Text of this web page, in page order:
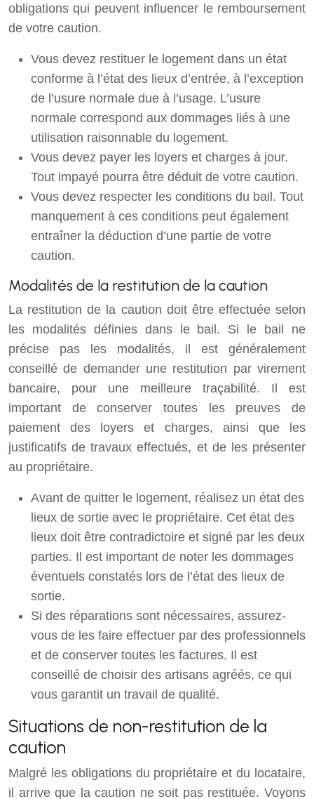
obligations qui peuvent influencer le remboursement
de votre caution.
Vous devez restituer le logement dans un état
conforme à l’état des lieux d’entrée, à l’exception
de l’usure normale due à l’usage. L’usure
normale correspond aux dommages liés à une
utilisation raisonnable du logement.
Vous devez payer les loyers et charges à jour.
Tout impayé pourra être déduit de votre caution.
Vous devez respecter les conditions du bail. Tout
manquement à ces conditions peut également
entraîner la déduction d’une partie de votre
caution.
Modalités de la restitution de la caution
La restitution de la caution doit être effectuée selon
les modalités définies dans le bail. Si le bail ne
précise pas les modalités, il est généralement
conseillé de demander une restitution par virement
bancaire, pour une meilleure traçabilité. Il est
important de conserver toutes les preuves de
paiement des loyers et charges, ainsi que les
justificatifs de travaux effectués, et de les présenter
au propriétaire.
Avant de quitter le logement, réalisez un état des
lieux de sortie avec le propriétaire. Cet état des
lieux doit être contradictoire et signé par les deux
parties. Il est important de noter les dommages
éventuels constatés lors de l’état des lieux de
sortie.
Si des réparations sont nécessaires, assurez-
vous de les faire effectuer par des professionnels
et de conserver toutes les factures. Il est
conseillé de choisir des artisans agréés, ce qui
vous garantit un travail de qualité.
Situations de non-restitution de la
caution
Malgré les obligations du propriétaire et du locataire,
il arrive que la caution ne soit pas restituée. Voyons